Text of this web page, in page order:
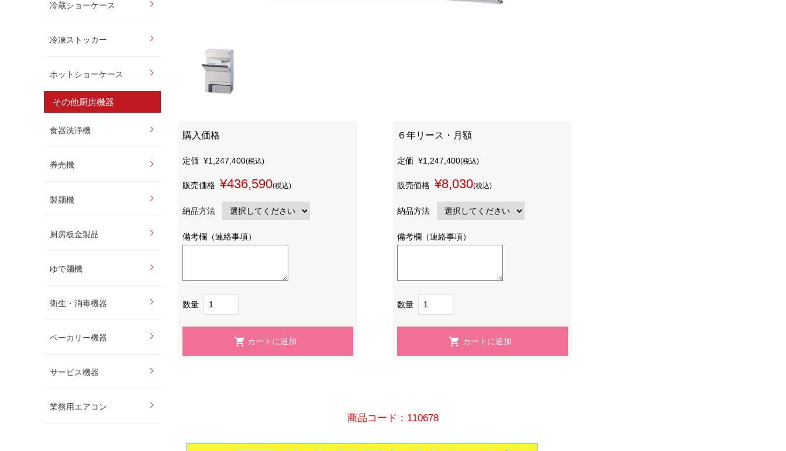
冷蔵ショーケース
冷凍ストッカー
ホットショーケース
その他厨房機器
食器洗浄機
券売機
製麺機
厨房板金製品
ゆで麺機
衛生・消毒機器
ベーカリー機器
サービス機器
業務用エアコン
購入価格
定価 ¥1,247,400(税込)
販売価格 ¥436,590(税込)
納品方法
備考欄（連絡事項）
数量
６年リース・月額
定価 ¥1,247,400(税込)
販売価格 ¥8,030(税込)
納品方法
備考欄（連絡事項）
数量
商品コード：110678